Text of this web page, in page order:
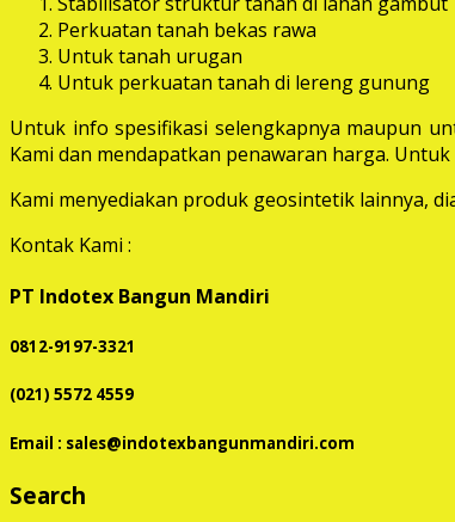
Perkuatan tanah bekas rawa
Untuk tanah urugan
Untuk perkuatan tanah di lereng gunung
Untuk info spesifikasi selengkapnya maupun
Kami dan mendapatkan penawaran harga.
Kami menyediakan produk geosintetik lainnya,
Kontak Kami :
PT Indotex Bangun Mandiri
0812-9197-3321
(021) 5572 4559
Email : sales@indotexbangunmandiri.com
Search